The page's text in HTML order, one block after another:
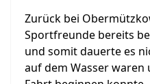
Zurück bei
Sportfreunde bereits
und somit dauerte es
auf dem Wasser waren